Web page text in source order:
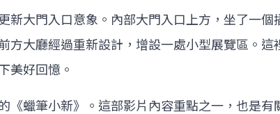
新大門入口意象。內部大門入口上方，坐了一
方大廳經過重新設計，增設一處小型展覽區。
美好回憶。
《蠟筆小新》。這部影片內容重點之一，也是